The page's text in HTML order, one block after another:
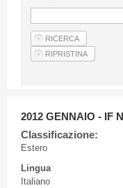
Privacy Policy
Articoli
2012 GENNAIO - IF
Classificazione:
Estero
Lingua
Italiano